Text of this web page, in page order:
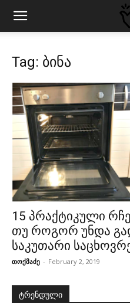
Tag: ბინა
15 პრაქტიკული
თუ როგორ უნდა
საკუთარი
თოქმაძე - February 2, 2019
ტრენდული